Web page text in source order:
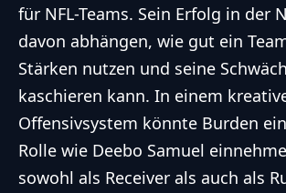
für NFL-Teams. Sein Erfolg in der
davon abhängen, wie gut ein
Stärken nutzen und seine
kaschieren kann. In einem
Offensivsystem könnte Burden
Rolle wie Deebo Samuel
sowohl als Receiver als auch als